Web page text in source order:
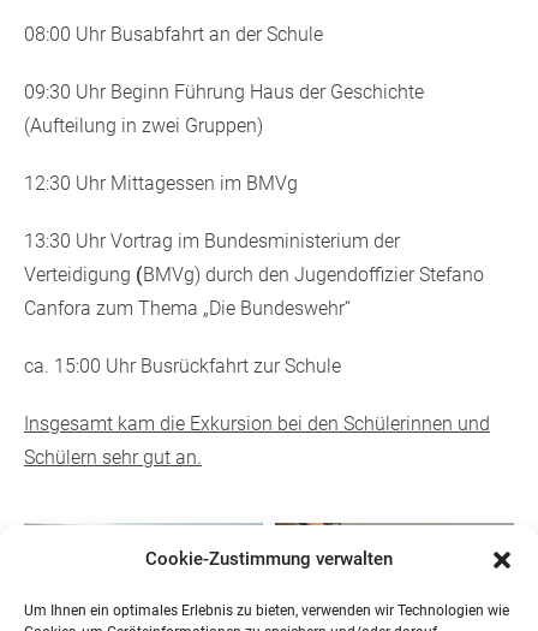
Cookie-Zustimmung verwalten
Um Ihnen ein optimales Erlebnis zu bieten, verwenden wir Technologien wie
08:00 Uhr Busabfahrt an der Schule
09:30 Uhr Beginn Führung Haus der Geschichte
(Aufteilung in zwei Gruppen)
12:30 Uhr Mittagessen im BMVg
13:30 Uhr Vortrag im Bundesministerium der
Verteidigung (BMVg) durch den Jugendoffizier Stefano
Canfora zum Thema „Die Bundeswehr“
ca. 15:00 Uhr Busrückfahrt zur Schule
Insgesamt kam die Exkursion bei den Schülerinnen und
Schülern sehr gut an.